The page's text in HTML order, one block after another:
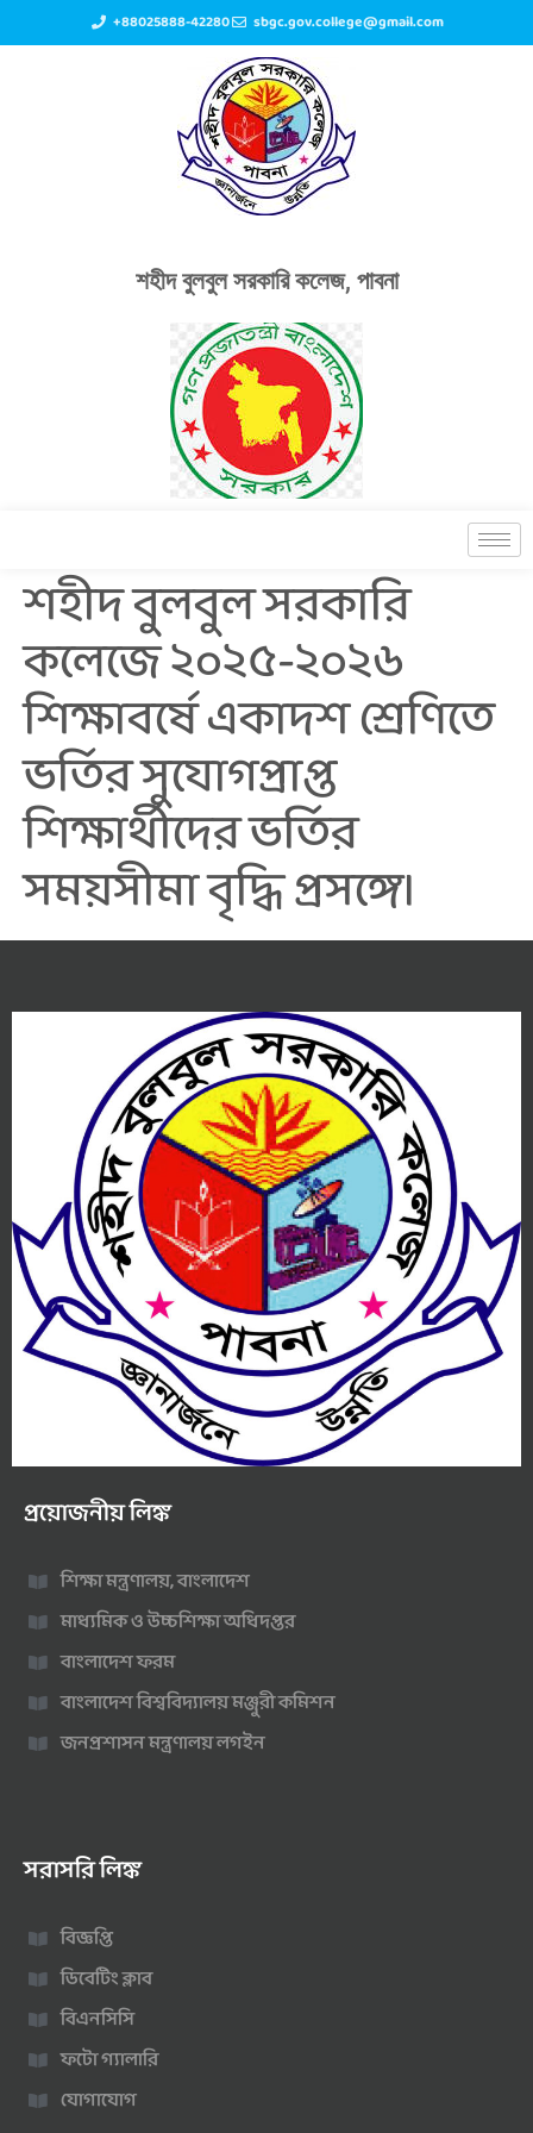
+88025888-42280 sbgc.gov.college@gmail.com
শহীদ বুলবুল সরকারি কলেজ, পাবনা
শহীদ বুলবুল সরকারি
কলেজে ২০২৫-২০২৬
শিক্ষাবর্ষে একাদশ শ্রেণিতে
ভর্তির সুযোগপ্রাপ্ত
শিক্ষার্থীদের ভর্তির
সময়সীমা বৃদ্ধি প্রসঙ্গে।
প্রয়োজনীয় লিঙ্ক
শিক্ষা মন্ত্রণালয়, বাংলাদেশ
মাধ্যমিক ও উচ্চশিক্ষা অধিদপ্তর
বাংলাদেশ ফরম
বাংলাদেশ বিশ্ববিদ্যালয় মঞ্জুরী কমিশন
জনপ্রশাসন মন্ত্রণালয় লগইন
সরাসরি লিঙ্ক
বিজ্ঞপ্তি
ডিবেটিং ক্লাব
বিএনসিসি
ফটো গ্যালারি
যোগাযোগ